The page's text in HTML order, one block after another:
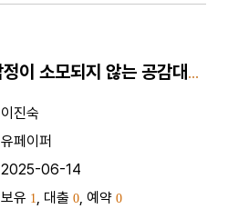
감정이 소모되지 않는 공감대화법 - 왜 우리는 관계에서 지치는가?
이진숙
유페이퍼
2025-06-14
보유 1 , 대출 0 , 예약 0